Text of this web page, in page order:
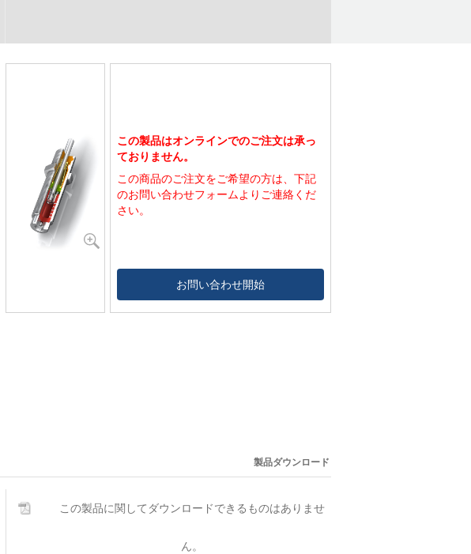
この製品はオンラインでのご注文は承っ
ておりません。
この商品のご注文をご希望の方は、下記
のお問い合わせフォームよりご連絡くだ
さい。
お問い合わせ開始
製品ダウンロード
この製品に関してダウンロードできるものはありませ
ん。